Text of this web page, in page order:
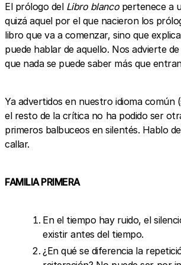
El prólogo del Libro blancopertenece a
quizá aquel por el que nacieron los
libro que va a comenzar, sino que
puede hablar de aquello. Nos advierte
que nada se puede saber más que
Ya advertidos en nuestro idioma común
el resto de la crítica no ha podido ser
primeros balbuceos en silentés. Hablo
callar.
FAMILIA PRIMERA
En el tiempo hay ruido, el
existir antes del tiempo.
¿En qué se diferencia la